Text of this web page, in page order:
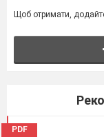
Щоб отримати,
PDF